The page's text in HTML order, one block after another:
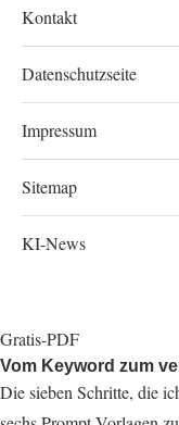
Kontakt
Datenschutzseite
Impressum
Sitemap
KI-News
Gratis-PDF
Vom Keyword zum
Die sieben Schritte, die